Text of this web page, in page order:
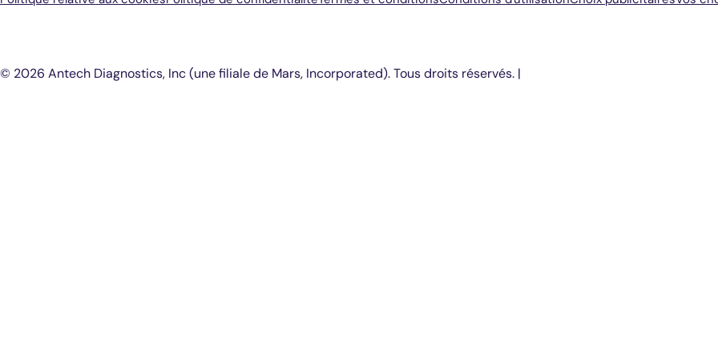
© 2026 Antech Diagnostics, Inc (une filiale de Mars, Incorporated). Tous droits réservés. |